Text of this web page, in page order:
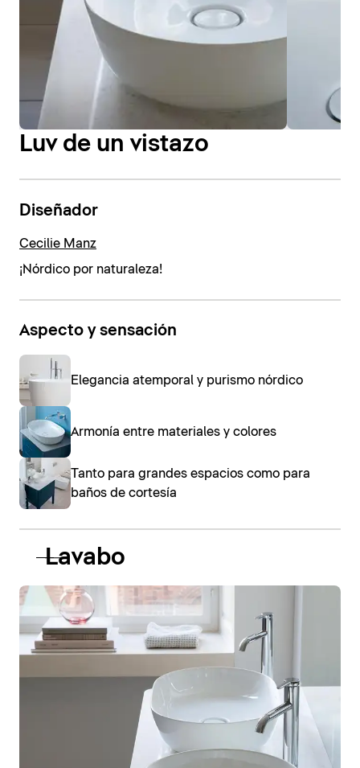
Luv de un vistazo
Diseñador
Cecilie Manz
¡Nórdico por naturaleza!
Aspecto y sensación
Elegancia atemporal y purismo nórdico
Armonía entre materiales y colores
Tanto para grandes espacios como para
baños de cortesía
Lavabo